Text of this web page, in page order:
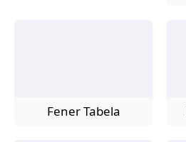
Fener Tabela